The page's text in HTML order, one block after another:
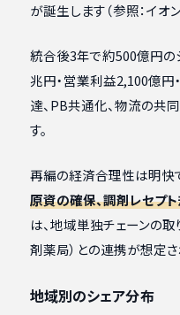
が誕生します（参照：イ
統合後3年で約500億円の
兆円・営業利益2,100億円
達、PB共通化、物流の共
す。
再編の経済合理性は明快
原資の確保、調剤レセプ
は、地域単独チェーンの
剤薬局）との連携が想定さ
地域別のシェア分布